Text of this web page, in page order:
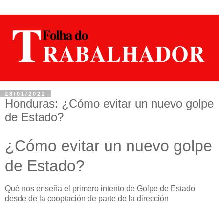
28/01/2022
Honduras: ¿Cómo evitar un nuevo golpe
de Estado?
¿Cómo evitar un nuevo golpe
de Estado?
Qué nos enseña el primero intento de Golpe de Estado
desde de la cooptación de parte de la dirección